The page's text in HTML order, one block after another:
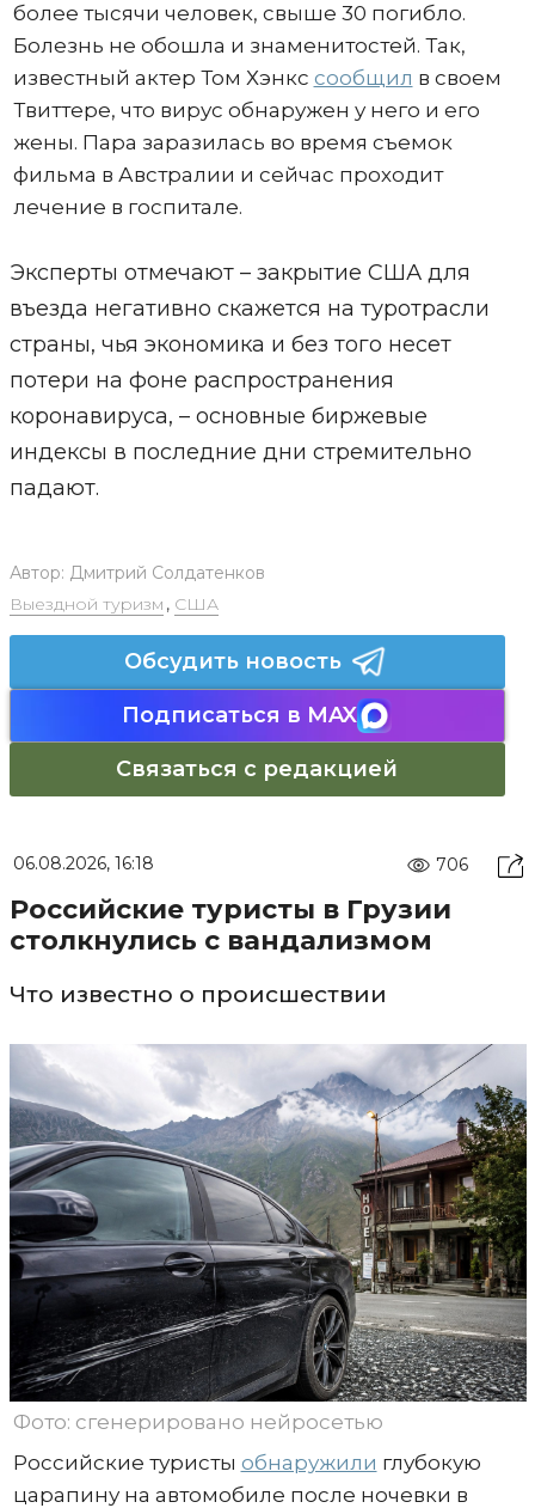
более тысячи человек, свыше 30 погибло.
Болезнь не обошла и знаменитостей. Так,
известный актер Том Хэнкс сообщил в своем
Твиттере, что вирус обнаружен у него и его
жены. Пара заразилась во время съемок
фильма в Австралии и сейчас проходит
лечение в госпитале.
Эксперты отмечают – закрытие США для
въезда негативно скажется на туротрасли
страны, чья экономика и без того несет
потери на фоне распространения
коронавируса, – основные биржевые
индексы в последние дни стремительно
падают.
Автор: Дмитрий Солдатенков
Выездной туризм , США
Обсудить новость
Подписаться в MAX
Связаться с редакцией
06.08.2026, 16:18 706
Российские туристы в Грузии
столкнулись с вандализмом
Что известно о происшествии
Фото: сгенерировано нейросетью
Российские туристы обнаружили глубокую
царапину на автомобиле после ночевки в